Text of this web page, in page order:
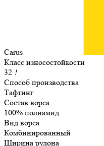
Carus
Класс износостойкости
32 !
Способ производства
Тафтинг
Состав ворса
100% полиамид
Вид ворса
Комбинированный
Ширина рулона